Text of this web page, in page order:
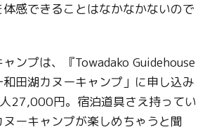
感できることはなかなかないので
ンプは、『Towadako Guidehouse
田湖カヌーキャンプ」に申し込み
27,000円。宿泊道具さえ持ってい
ーキャンプが楽しめちゃうと聞